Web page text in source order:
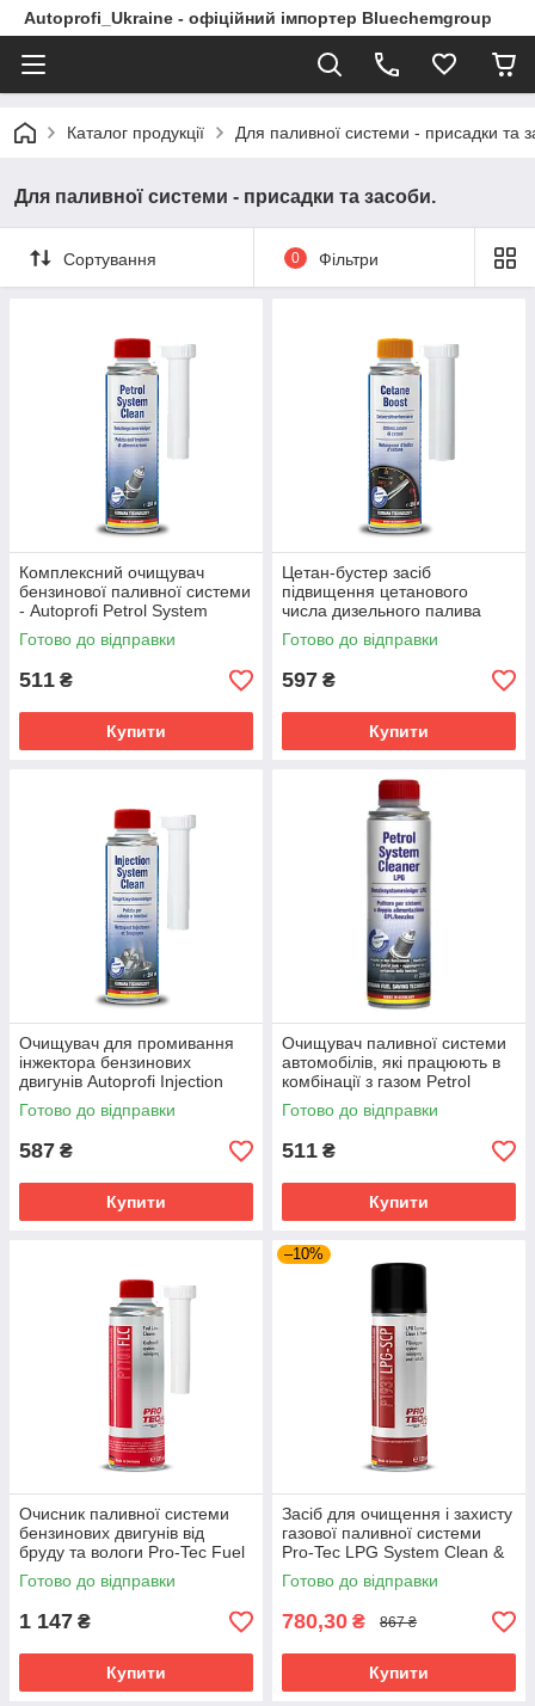
Autoprofi_Ukraine - офіційний імпортер Bluechemgroup
Каталог продукції Для паливної системи - присадки та
Для паливної системи - присадки та засоби.
Сортування 0 Фільтри
Комплексний очищувач
бензинової паливної системи
- Autoprofi Petrol System
Clean 250 мл.
Готово до відправки
511 ₴
Купити
Цетан-бустер засіб
підвищення цетанового
числа дизельного палива
Autoprofi Cetane Boost 250
мл
Готово до відправки
597 ₴
Купити
Очищувач для промивання
інжектора бензинових
двигунів Autoprofi Injection
System Clean 250 мл
Готово до відправки
587 ₴
Купити
Очищувач паливної системи
автомобілів, які працюють в
комбінації з газом Petrol
System Cleaner LPG 250 мл
Готово до відправки
511 ₴
Купити
Очисник паливної системи
бензинових двигунів від
бруду та вологи Pro-Tec Fuel
Line Cleaner P1101
Готово до відправки
1 147 ₴
Купити
–10%
Засіб для очищення і захисту
газової паливної системи
Pro-Tec LPG System Clean &
Protect 120мл P1931
Готово до відправки
780,30 ₴ 867 ₴
Купити